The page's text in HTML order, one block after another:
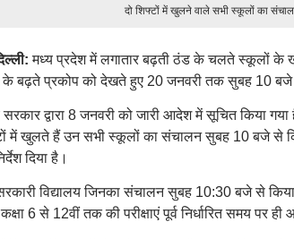
दो शिफ्टों में खुलने वाले सभी स्कूलों का
मध्य प्रदेश में लगातार बढ़ती ठंड के चलते स्कूलों के
बढ़ते प्रकोप को देखते हुए 20 जनवरी तक सुबह 10 बजे
सरकार द्वारा 8 जनवरी को जारी आदेश में सूचित किया
में खुलते हैं उन सभी स्कूलों का संचालन सुबह 10 बजे से
दिया है।
विद्यालय जिनका संचालन सुबह 10:30 बजे से
6 से 12वीं तक की परीक्षाएं पूर्व निर्धारित समय पर